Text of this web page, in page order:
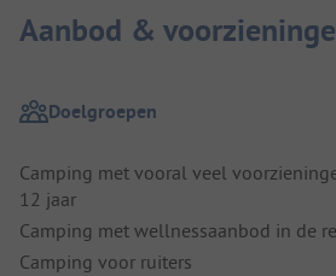
Aanbod &
Doelgroepen
Camping met vooral veel
12 jaar
Camping met wellnessaanbod in de
Camping voor ruiters